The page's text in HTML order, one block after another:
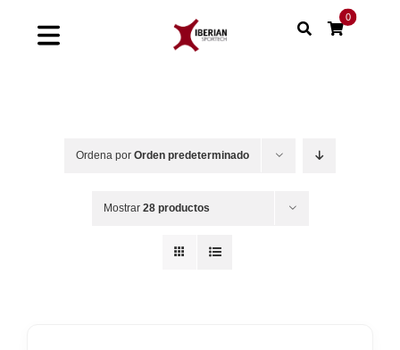
Toggle
0
Ordena por Orden predeterminado
Mostrar 28 productos